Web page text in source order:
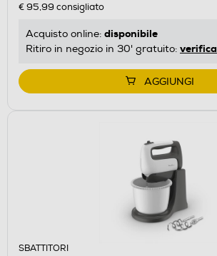
€ 95,99 consigliato
Acquisto online: disponibile
Ritiro in negozio in 30' gratuito: verifica
AGGIUNGI
SBATTITORI